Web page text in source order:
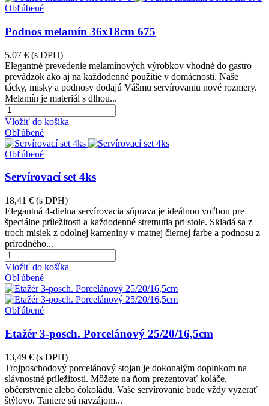
Obľúbené
Podnos melamín 36x18cm 675
5,07 € (s DPH)
Elegantné prevedenie melamínových výrobkov vhodné do gastro
prevádzok ako aj na každodenné použitie v domácnosti. Naše
tácky, misky a podnosy dodajú Vášmu servírovaniu nové rozmery.
Melamín je materiál s dlhou...
Vložiť do košíka
Obľúbené
Obľúbené
Servírovací set 4ks
18,41 € (s DPH)
Elegantná 4-dielna servírovacia súprava je ideálnou voľbou pre
špeciálne príležitosti a každodenné stretnutia pri stole. Skladá sa z
troch misiek z odolnej kameniny v matnej čiernej farbe a podnosu z
prírodného...
Vložiť do košíka
Obľúbené
Obľúbené
Etažér 3-posch. Porcelánový 25/20/16,5cm
13,49 € (s DPH)
Trojposchodový porcelánový stojan je dokonalým doplnkom na
slávnostné príležitosti. Môžete na ňom prezentovať koláče,
občerstvenie alebo čokoládu. Vaše servírovanie bude vždy vyzerať
štýlovo. Taniere sú navzájom...